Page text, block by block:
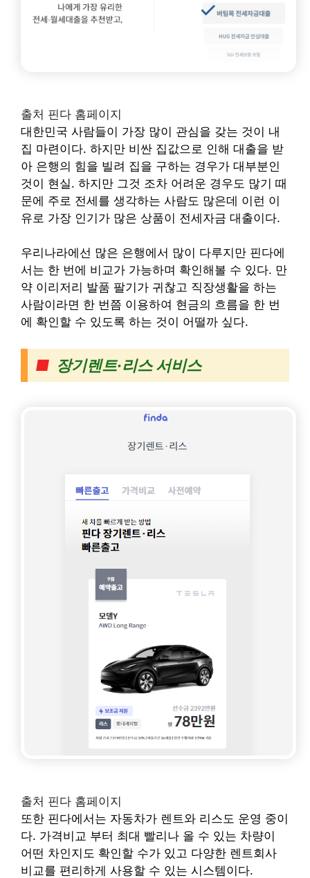
출처 핀다 홈페이지
대한민국 사람들이 가장 많이 관심을 갖는 것이 내
집 마련이다. 하지만 비싼 집값으로 인해 대출을 받
아 은행의 힘을 빌려 집을 구하는 경우가 대부분인
것이 현실. 하지만 그것 조차 어려운 경우도 많기 때
문에 주로 전세를 생각하는 사람도 많은데 이런 이
유로 가장 인기가 많은 상품이 전세자금 대출이다.
우리나라에선 많은 은행에서 많이 다루지만 핀다에
서는 한 번에 비교가 가능하며 확인해볼 수 있다. 만
약 이리저리 발품 팔기가 귀찮고 직장생활을 하는
사람이라면 한 번쯤 이용하여 현금의 흐름을 한 번
에 확인할 수 있도록 하는 것이 어떨까 싶다.
■ 장기렌트·리스 서비스
출처 핀다 홈페이지
또한 핀다에서는 자동차가 렌트와 리스도 운영 중이
다. 가격비교 부터 최대 빨리나 올 수 있는 차량이
어떤 차인지도 확인할 수가 있고 다양한 렌트회사
비교를 편리하게 사용할 수 있는 시스템이다.